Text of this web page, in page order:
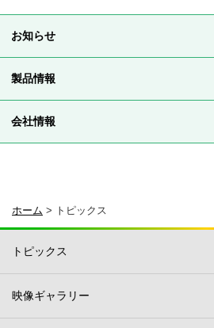
お知らせ
製品情報
会社情報
ホーム > トピックス
トピックス
映像ギャラリー